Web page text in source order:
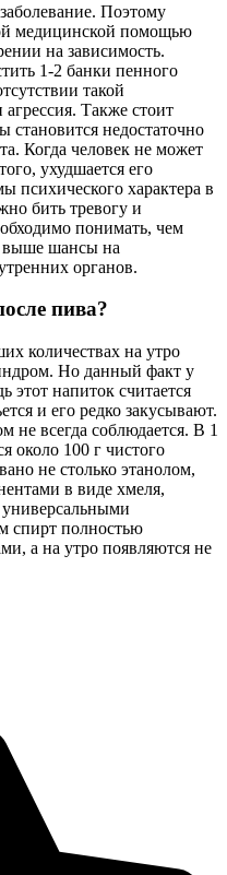
Поэтому
медицинской помощью
на зависимость.
1-2 банки пенного
такой
Также стоит
становится недостаточно
Когда человек не может
ухудшается его
психического характера в
бить тревогу и
понимать, чем
выше шансы на
органов.
пива?
количествах на утро
Но данный факт у
этот напиток считается
и его редко закусывают.
не всегда соблюдается. В 1
около 100 г чистого
не столько этанолом,
в виде хмеля,
спирт полностью
а на утро появляются не